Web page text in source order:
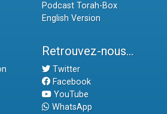
Podcast Torah-Box
English Version
Retrouvez-nous...
Twitter
Facebook
YouTube
WhatsApp